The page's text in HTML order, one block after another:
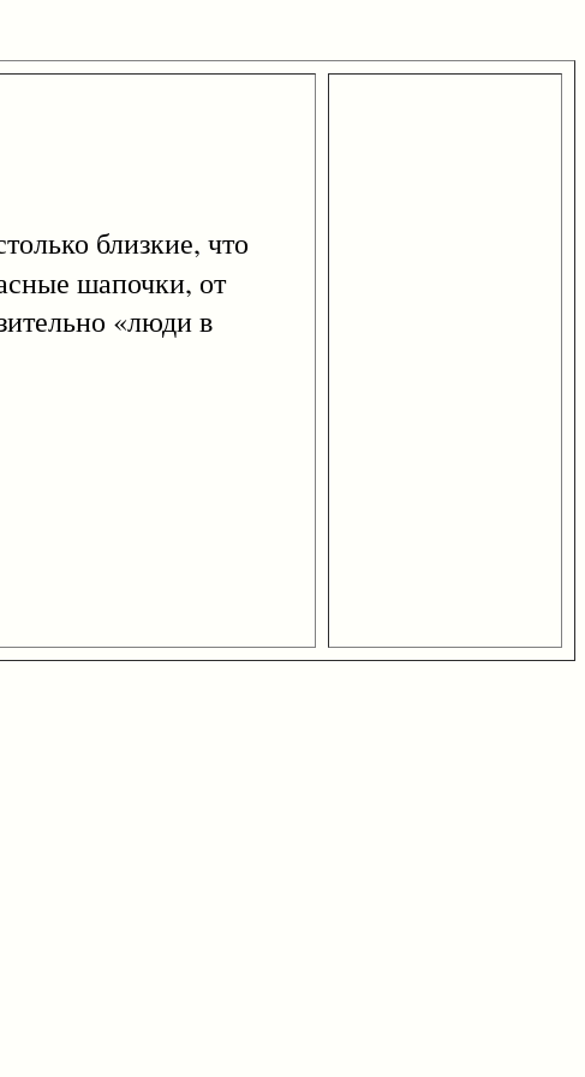
близкие, что
шапочки, от
«люди в